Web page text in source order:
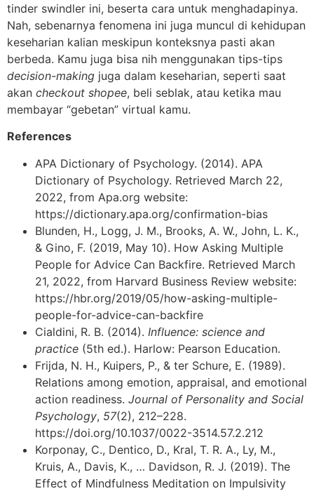
tinder swindler ini, beserta cara untuk menghadapinya.
Nah, sebenarnya fenomena ini juga muncul di kehidupan
keseharian kalian meskipun konteksnya pasti akan
berbeda. Kamu juga bisa nih menggunakan tips-tips
decision-making juga dalam keseharian, seperti saat
akan checkout shopee, beli seblak, atau ketika mau
membayar “gebetan” virtual kamu.
References
APA Dictionary of Psychology. (2014). APA
Dictionary of Psychology. Retrieved March 22,
2022, from Apa.org website:
https://dictionary.apa.org/confirmation-bias
Blunden, H., Logg, J. M., Brooks, A. W., John, L. K.,
& Gino, F. (2019, May 10). How Asking Multiple
People for Advice Can Backfire. Retrieved March
21, 2022, from Harvard Business Review website:
https://hbr.org/2019/05/how-asking-multiple-
people-for-advice-can-backfire
Cialdini, R. B. (2014). Influence: science and
practice (5th ed.). Harlow: Pearson Education.
Frijda, N. H., Kuipers, P., & ter Schure, E. (1989).
Relations among emotion, appraisal, and emotional
action readiness. Journal of Personality and Social
Psychology, 57(2), 212–228.
https://doi.org/10.1037/0022-3514.57.2.212
Korponay, C., Dentico, D., Kral, T. R. A., Ly, M.,
Kruis, A., Davis, K., … Davidson, R. J. (2019). The
Effect of Mindfulness Meditation on Impulsivity